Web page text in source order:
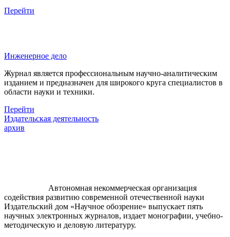
Перейти
Инженерное дело
Журнал является профессиональным научно-аналитическим
изданием и предназначен для широкого круга специалистов в
области науки и техники.
Перейти
Издательская деятельность
архив
Автономная некоммерческая организация
содействия развитию современной отечественной науки
Издательский дом «Научное обозрение» выпускает пять
научных электронных журналов, издает монографии, учебно-
методическую и деловую литературу.